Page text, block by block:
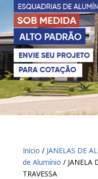
Início / JANELAS DE
de Alumínio / JANELA
TRAVESSA